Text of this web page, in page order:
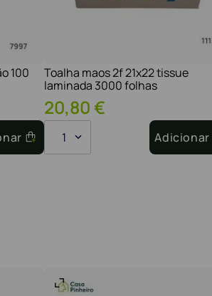
100
Toalha maos 2f 21x22 tissue
laminada 3000 folhas
20,80€
1 Adicionar